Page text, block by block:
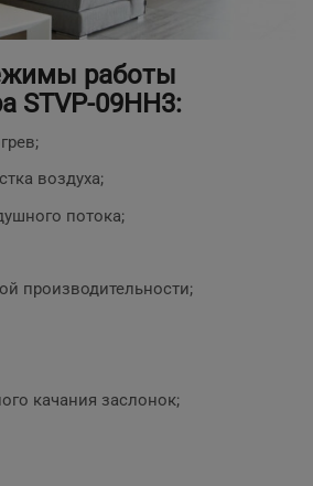
работы
STVP-09HH3:
воздуха;
потока;
производительности;
качания заслонок;